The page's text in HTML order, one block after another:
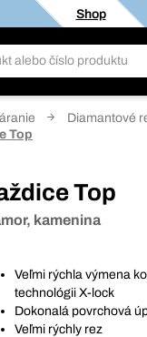
Shop
Diamantové
Top
Top
kamenina
Veľmi rýchla výmena
technológii X-lock
Dokonalá povrchová
Veľmi rýchly rez